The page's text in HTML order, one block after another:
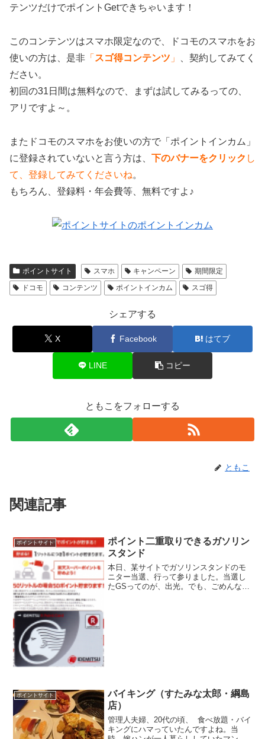
テンツだけでポイントGetできちゃいます！
このコンテンツはスマホ限定なので、ドコモのスマホをお
使いの方は、是非 「 スゴ得コンテンツ 」
、契約してみてく
ださい。
初回の31日間は無料なので、まずは試してみるっての、
アリですよ～。
またドコモのスマホをお使いの方で「ポイントインカム」
に登録されていないと言う方は、 下のバナーをクリック し
て、登録してみてくださいね。
もちろん、登録料・年会費等、無料ですよ♪
ポイントサイト スマホ キャンペーン
期間限定
ドコモ
コンテンツ ポイントインカム スゴ得
シェアする
X Facebook はてブ
LINE コピー
ともこをフォローする
ともこ
関連記事
ポイントサイト
ポイント二重取りできるガソリン
スタンド
本日、某サイトでガソリンスタンドのモ
ニター当選、行って参りました。当選し
たGSってのが、出光。でも、ごめんなさ
ポイントサイト
バイキング（すたみな太郎・綱島
店）
管理人夫婦、20代の頃、 食べ放題・バイ
キングにハマっていたんですよね。当